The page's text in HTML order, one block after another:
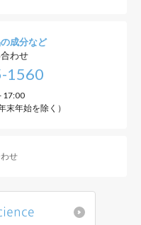
出る汗腺の
大人の3倍
子供にあせ
成分など
わせ
1560
17:00
末年始を除く）
せ